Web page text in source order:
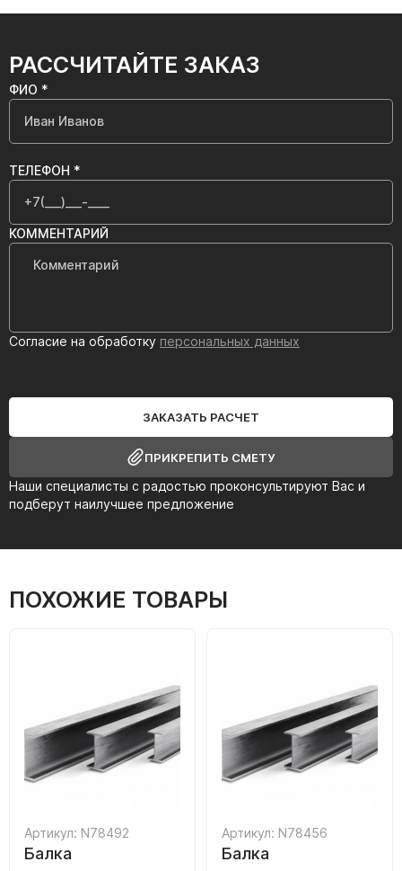
РАССЧИТАЙТЕ ЗАКАЗ
Наши специалисты с радостью проконсультируют Вас и
подберут наилучшее предложение
ФИО *
ТЕЛЕФОН *
КОММЕНТАРИЙ
Согласие на обработку персональных данных
ЗАКАЗАТЬ РАСЧЕТ
ПРИКРЕПИТЬ СМЕТУ
ПОХОЖИЕ ТОВАРЫ
Артикул: N78492
Балка
Артикул: N78456
Балка